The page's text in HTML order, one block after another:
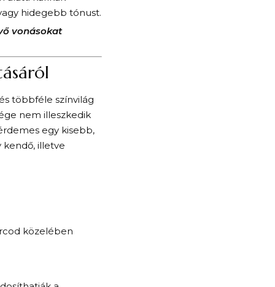
hidegebb tónust.
vonásokat
többféle színvilág
nem illeszkedik
egy kisebb,
kendő, illetve
közelében